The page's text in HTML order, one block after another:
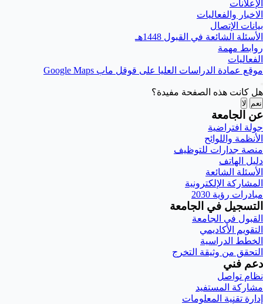
الإعلانات
الاخبار والفعاليات
بيانات الإتصال
الأسئلة الشائعة في القبول 1448هـ
روابط مهمة
الفعاليات
موقع عمادة الدراسات العليا على قوقل ماب Google Maps
هل كانت هذه الصفحة مفيدة؟
نعم لا
عن الجامعة
جولة افتراضية
الأنظمة واللوائح
منصة جدارات للتوظيف
دليل الهاتف
الأسئلة الشائعة
المشاركة الإلكترونية
مبادرات رؤية 2030
التسجيل في الجامعة
القبول في الجامعة
التقويم الأكاديمي
الخطط الدراسية
التحقق من وثيقة التخرج
دعم فني
نظام تواصل
مشاركة المستفيد
إدارة تقنية المعلومات